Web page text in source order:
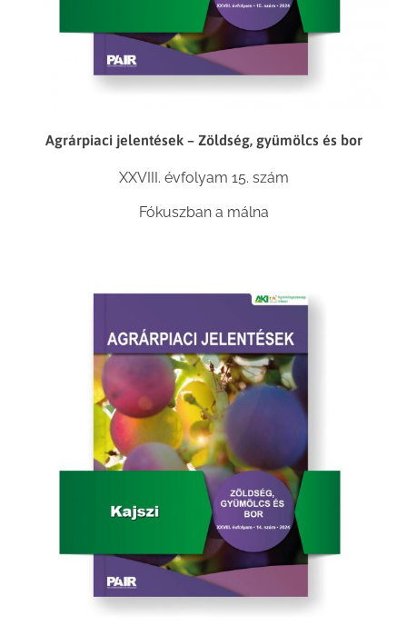
Agrárpiaci jelentések – Zöldség, gyümölcs és bor
XXVIII. évfolyam 15. szám
Fókuszban a málna